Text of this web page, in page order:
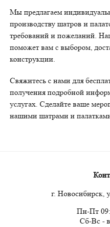
Мы предлагаем
производству шатров и
требований и пожеланий.
поможет вам с выбором,
конструкции.
Свяжитесь с нами для
получения подробной
услугах. Сделайте ваше
нашими шатрами и
г. Новосибирск,
Пн-Пт
Сб-Вс -